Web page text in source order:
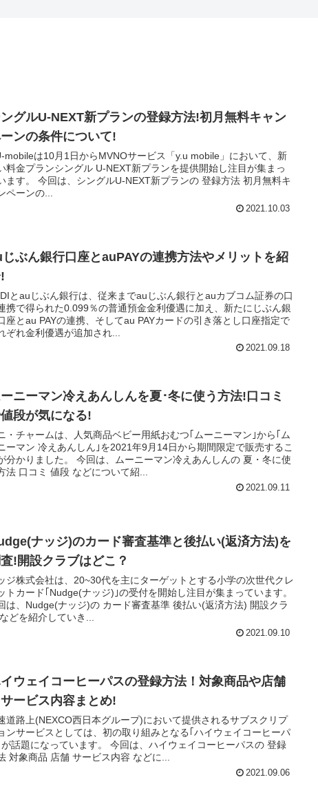
グルU-NEXT新プランの登録方法!初月無料キャン
ンの条件について!
mobileは10月1日からMVNOサービス「y.u mobile」において、新
料金プランシングル U-NEXT新プランを提供開始し注目が集まっ
ます。 今回は、シングルU-NEXT新プランの 登録方法 初月無料キ
ペーンの...
2021.10.03
ぶん銀行口座とauPAYの連携方法やメリットを紹
とauじぶん銀行は、従来までauじぶん銀行とauカブコム証券の口
携で得られた0.099％の普通預金金利優遇に加え、新たにじぶん銀
座とau PAYの連携、そしてau PAYカードの引き落とし口座指定で
ぞれ金利優遇が追加され...
2021.09.18
ニーマン冷えあんしんを夏･冬に使う方法!口コミ
段が気になる!
・チャームは、人気商品ベビー用紙おむつ｢ムーニーマン｣から｢ム
ーマン 冷えあんしん｣を2021年9月14日から期間限定で販売するこ
分かりました。 今回は、ムーニーマン冷えあんしんの 夏・冬に使
法 口コミ 値段 などについて紹...
2021.09.11
ナッジ)のカード審査基準と後払い(返済方法)を
!開設クラブはどこ？
ジ株式会社は、20~30代を主にターゲットとする小学の次世代クレ
トカード｢Nudge(ナッジ)｣の受付を開始し注目が集まっています。
は、Nudge(ナッジ)の カード審査基準 後払い(返済方法) 開設クラ
どを紹介していき...
2021.09.10
ウェイコーヒーパスの登録方法！対象商品や店舗
サービス内容まとめ!
道路上(NEXCO西日本グループ)において提供されるサブスクリプ
ンサービスとしては、初の取り組みとなる｢ハイウェイコーヒーパ
が話題になっています。 今回は、ハイウェイコーヒーパスの 登録
対象商品 店舗 サービス内容 などに...
2021.09.06